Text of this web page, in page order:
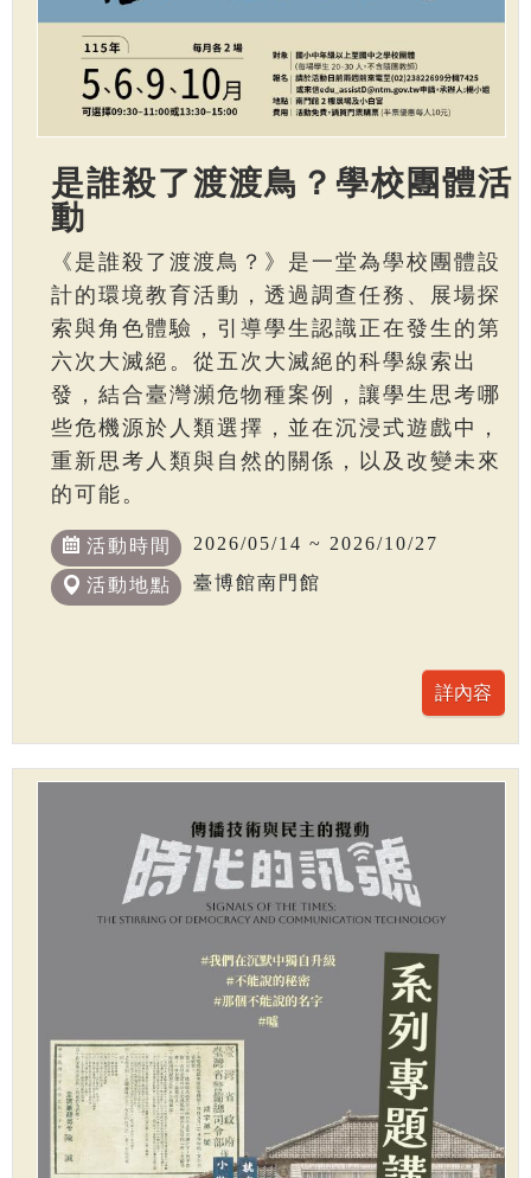
是誰殺了渡渡鳥？學校團體活
動
《是誰殺了渡渡鳥？》是一堂為學校團體設
計的環境教育活動，透過調查任務、展場探
索與角色體驗，引導學生認識正在發生的第
六次大滅絕。從五次大滅絕的科學線索出
發，結合臺灣瀕危物種案例，讓學生思考哪
些危機源於人類選擇，並在沉浸式遊戲中，
重新思考人類與自然的關係，以及改變未來
的可能。
活動時間 2026/05/14 ~ 2026/10/27
活動地點 臺博館南門館